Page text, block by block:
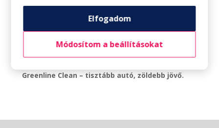
Szolnok legújabb prémium autómosóját, hanem akár
ingyenes PRO mosást is nyerj!
📅Maradj velünk!Hamarosan bejelentjük a nyitás
pontos dátumát, további részleteket és extra nyitási
akciókat is! 🚀
Greenline Clean – tisztább autó, zöldebb jövő.
Elfogadom
Módosítom a beállításokat